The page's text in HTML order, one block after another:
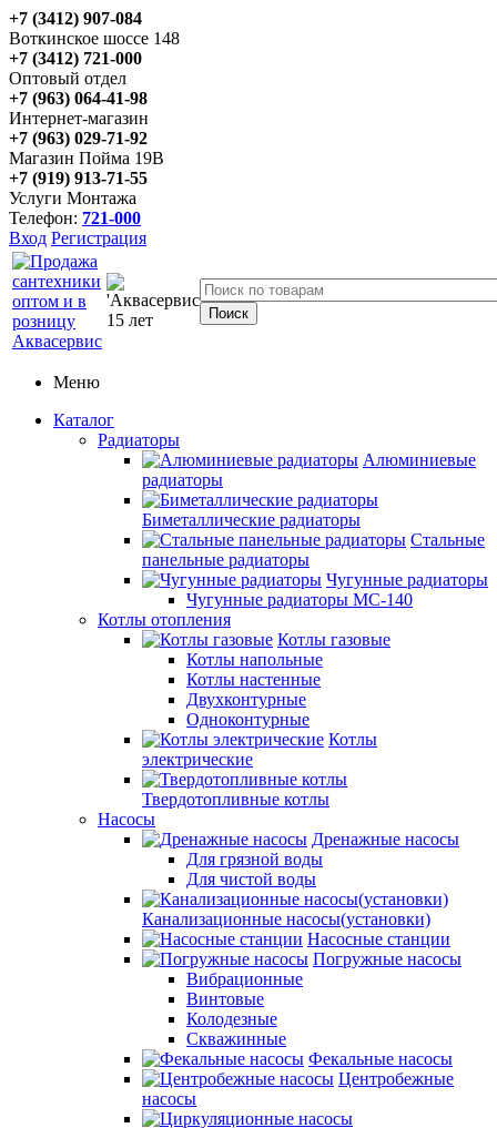
+7 (3412) 907-084
Воткинское шоссе 148
+7 (3412) 721-000
Оптовый отдел
+7 (963) 064-41-98
Интернет-магазин
+7 (963) 029-71-92
Магазин Пойма 19В
+7 (919) 913-71-55
Услуги Монтажа
Телефон: 721-000
Вход Регистрация
Меню
Каталог
Радиаторы
Алюминиевые
радиаторы
Биметаллические радиаторы
Стальные
панельные радиаторы
Чугунные радиаторы
Чугунные радиаторы МС-140
Котлы отопления
Котлы газовые
Котлы напольные
Котлы настенные
Двухконтурные
Одноконтурные
Котлы
электрические
Твердотопливные котлы
Насосы
Дренажные насосы
Для грязной воды
Для чистой воды
Канализационные насосы(установки)
Насосные станции
Погружные насосы
Вибрационные
Винтовые
Колодезные
Скважинные
Фекальные насосы
Центробежные
насосы